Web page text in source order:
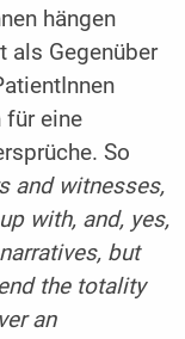
hängen
als Gegenüber
für eine
So
and witnesses,
with, and, yes,
but
the totality
an